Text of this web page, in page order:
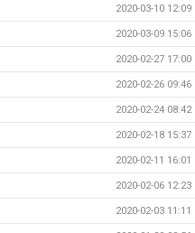
2020-03-10 12:09
2020-03-09 15:06
2020-02-27 17:00
2020-02-26 09:46
2020-02-24 08:42
2020-02-18 15:37
2020-02-11 16:01
2020-02-06 12:23
2020-02-03 11:11